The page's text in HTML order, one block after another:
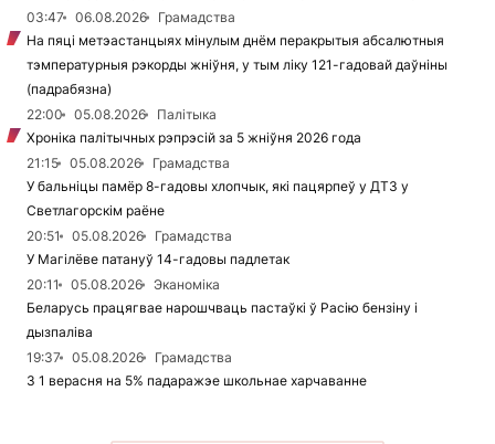
03:47
06.08.2026
Грамадства
На пяці метэастанцыях мінулым днём перакрытыя абсалютныя
тэмпературныя рэкорды жніўня, у тым ліку 121-гадовай даўніны
(падрабязна)
22:00
05.08.2026
Палітыка
Хроніка палітычных рэпрэсій за 5 жніўня 2026 года
21:15
05.08.2026
Грамадства
У бальніцы памёр 8-гадовы хлопчык, які пацярпеў у ДТЗ у
Светлагорскім раёне
20:51
05.08.2026
Грамадства
У Магілёве патануў 14-гадовы падлетак
20:11
05.08.2026
Эканоміка
Беларусь працягвае нарошчваць пастаўкі ў Расію бензіну і
дызпаліва
19:37
05.08.2026
Грамадства
З 1 верасня на 5% падаражэе школьнае харчаванне